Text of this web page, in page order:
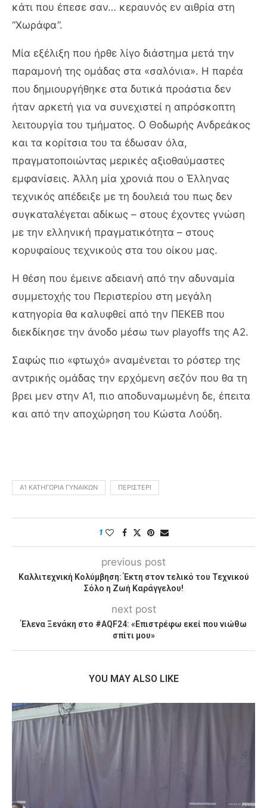
κάτι που έπεσε σαν… κεραυνός εν αιθρία στη
“Χωράφα”.
Μία εξέλιξη που ήρθε λίγο διάστημα μετά την
παραμονή της ομάδας στα «σαλόνια». Η παρέα
που δημιουργήθηκε στα δυτικά προάστια δεν
ήταν αρκετή για να συνεχιστεί η απρόσκοπτη
λειτουργία του τμήματος. Ο Θοδωρής Ανδρεάκος
και τα κορίτσια του τα έδωσαν όλα,
πραγματοποιώντας μερικές αξιοθαύμαστες
εμφανίσεις. Άλλη μία χρονιά που ο Έλληνας
τεχνικός απέδειξε με τη δουλειά του πως δεν
συγκαταλέγεται αδίκως – στους έχοντες γνώση
με την ελληνική πραγματικότητα – στους
κορυφαίους τεχνικούς στα του οίκου μας.
Η θέση που έμεινε αδειανή από την αδυναμία
συμμετοχής του Περιστερίου στη μεγάλη
κατηγορία θα καλυφθεί από την ΠΕΚΕΒ που
διεκδίκησε την άνοδο μέσω των playoffs της Α2.
Σαφώς πιο «φτωχό» αναμένεται το ρόστερ της
αντρικής ομάδας την ερχόμενη σεζόν που θα τη
βρει μεν στην Α1, πιο αποδυναμωμένη δε, έπειτα
και από την αποχώρηση του Κώστα Λούδη.
Α1 ΚΑΤΗΓΟΡΊΑ ΓΥΝΑΙΚΏΝ ΠΕΡΙΣΤΈΡΙ
1
previous post
Καλλιτεχνική Κολύμβηση: Έκτη στον τελικό του Τεχνικού
Σόλο η Ζωή Καράγγελου!
next post
Έλενα Ξενάκη στο #AQF24: «Επιστρέφω εκεί που νιώθω
σπίτι μου»
YOU MAY ALSO LIKE